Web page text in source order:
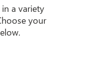
a variety
your